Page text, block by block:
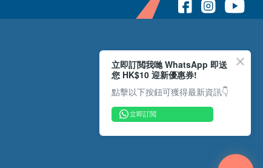
Copyright © 2026 Reliance Motors Ltd. All rights reserved.
立即訂閲我哋 WhatsApp 即送
您 HK$10 迎新優惠券!
點擊以下按鈕可獲得最新資訊👇
立即訂閲